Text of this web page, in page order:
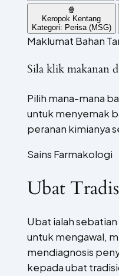
🍿
Keropok Kentang
Kategori: Perisa (MSG)
Maklumat Bahan
Sila klik makanan
Pilih mana-mana
untuk menyemak
peranan kimianya
Sains Farmakologi
Ubat
Ubat ialah
untuk mengawal,
mendiagnosis
kepada ubat